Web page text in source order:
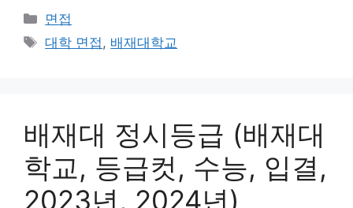
Categories
면접
Tags
대학 면접 , 배재대학교
배재대 정시등급 (배재대
학교, 등급컷, 수능, 입결,
2023년, 2024년)